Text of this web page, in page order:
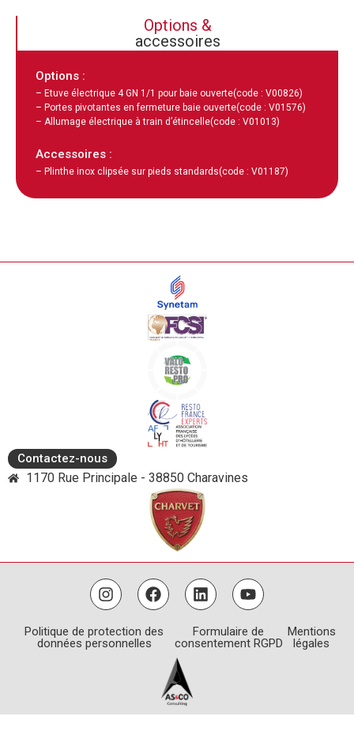
Options &
accessoires
Options :
– Etuve électrique 4 GN 1/1 pour baie ouverte(code : V00826)
– Portes pivotantes en fermeture baie ouverte(code : V01576)
– Allumage électrique à train d’étincelle(code : V01013)
Accessoires :
– Plinthe inox clipsée sur pieds standards(code : V01187)
Contactez-nous
1170 Rue Principale - 38850 Charavines
Politique de protection des
données personnelles
Formulaire de
consentement RGPD
Mentions
légales